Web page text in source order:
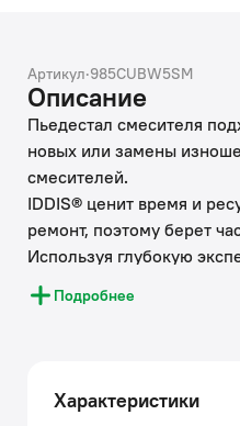
Артикул·985CUBW5SM
Описание
Пьедестал смесителя
новых или замены
смесителей.
IDDIS® ценит время и
ремонт, поэтому берет
Используя глубокую
зарубежных рынков,
каждый клиентский опыт
подготовленные к
эксплуатации. Все
Подробнее
Характеристики